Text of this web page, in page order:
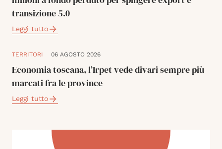
transizione 5.0
Leggi tutto
TERRITORI 06 AGOSTO 2026
Economia toscana, l’Irpet vede divari sempre più
marcati fra le province
Leggi tutto